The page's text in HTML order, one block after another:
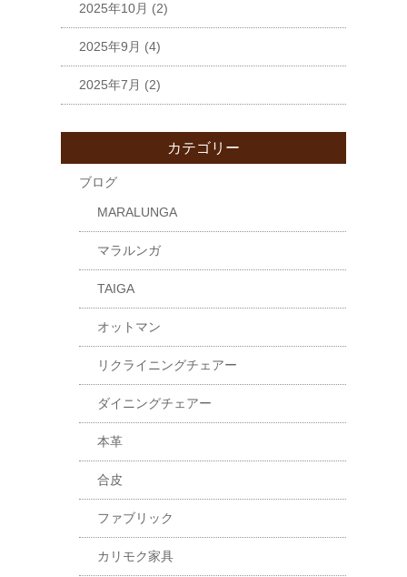
2025年10月 (2)
2025年9月 (4)
2025年7月 (2)
カテゴリー
ブログ
MARALUNGA
マラルンガ
TAIGA
オットマン
リクライニングチェアー
ダイニングチェアー
本革
合皮
ファブリック
カリモク家具